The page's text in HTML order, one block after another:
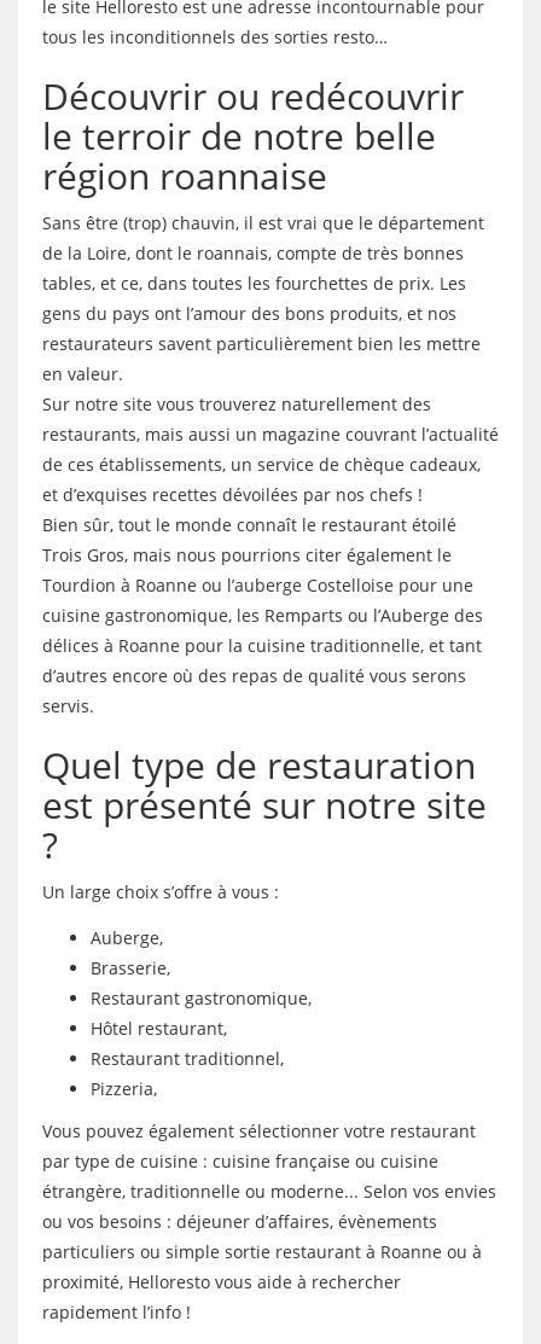
le site Helloresto est une adresse incontournable pour
tous les inconditionnels des sorties resto…
Découvrir ou redécouvrir
le terroir de notre belle
région roannaise
Sans être (trop) chauvin, il est vrai que le département
de la Loire, dont le roannais, compte de très bonnes
tables, et ce, dans toutes les fourchettes de prix. Les
gens du pays ont l’amour des bons produits, et nos
restaurateurs savent particulièrement bien les mettre
en valeur.
Sur notre site vous trouverez naturellement des
restaurants, mais aussi un magazine couvrant l’actualité
de ces établissements, un service de chèque cadeaux,
et d’exquises recettes dévoilées par nos chefs !
Bien sûr, tout le monde connaît le restaurant étoilé
Trois Gros, mais nous pourrions citer également le
Tourdion à Roanne ou l’auberge Costelloise pour une
cuisine gastronomique, les Remparts ou l’Auberge des
délices à Roanne pour la cuisine traditionnelle, et tant
d’autres encore où des repas de qualité vous serons
servis.
Quel type de restauration
est présenté sur notre site
?
Un large choix s’offre à vous :
Auberge,
Brasserie,
Restaurant gastronomique,
Hôtel restaurant,
Restaurant traditionnel,
Pizzeria,
Vous pouvez également sélectionner votre restaurant
par type de cuisine : cuisine française ou cuisine
étrangère, traditionnelle ou moderne... Selon vos envies
ou vos besoins : déjeuner d’affaires, évènements
particuliers ou simple sortie restaurant à Roanne ou à
proximité, Helloresto vous aide à rechercher
rapidement l’info !